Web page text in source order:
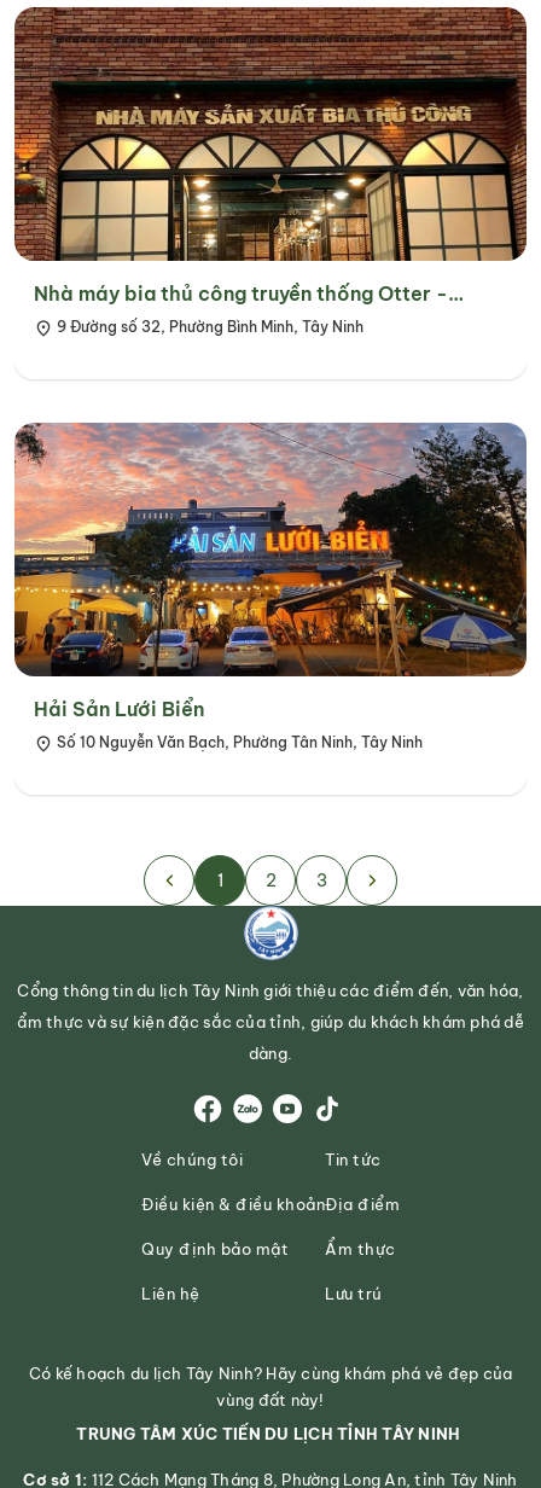
Nhà máy bia thủ công truyền thống Otter -
Badenbeer Tây Ninh
9 Đường số 32, Phường Bình Minh, Tây Ninh
Hải Sản Lưới Biển
Số 10 Nguyễn Văn Bạch, Phường Tân Ninh, Tây Ninh
1 2 3
Cổng thông tin du lịch Tây Ninh giới thiệu các điểm đến, văn hóa,
ẩm thực và sự kiện đặc sắc của tỉnh, giúp du khách khám phá dễ
dàng.
Về chúng tôi
Điều kiện & điều khoản
Quy định bảo mật
Liên hệ
Tin tức
Địa điểm
Ẩm thực
Lưu trú
Có kế hoạch du lịch Tây Ninh? Hãy cùng khám phá vẻ đẹp của
vùng đất này!
TRUNG TÂM XÚC TIẾN DU LỊCH TỈNH TÂY NINH
Cơ sở 1: 112 Cách Mạng Tháng 8, Phường Long An, tỉnh Tây Ninh